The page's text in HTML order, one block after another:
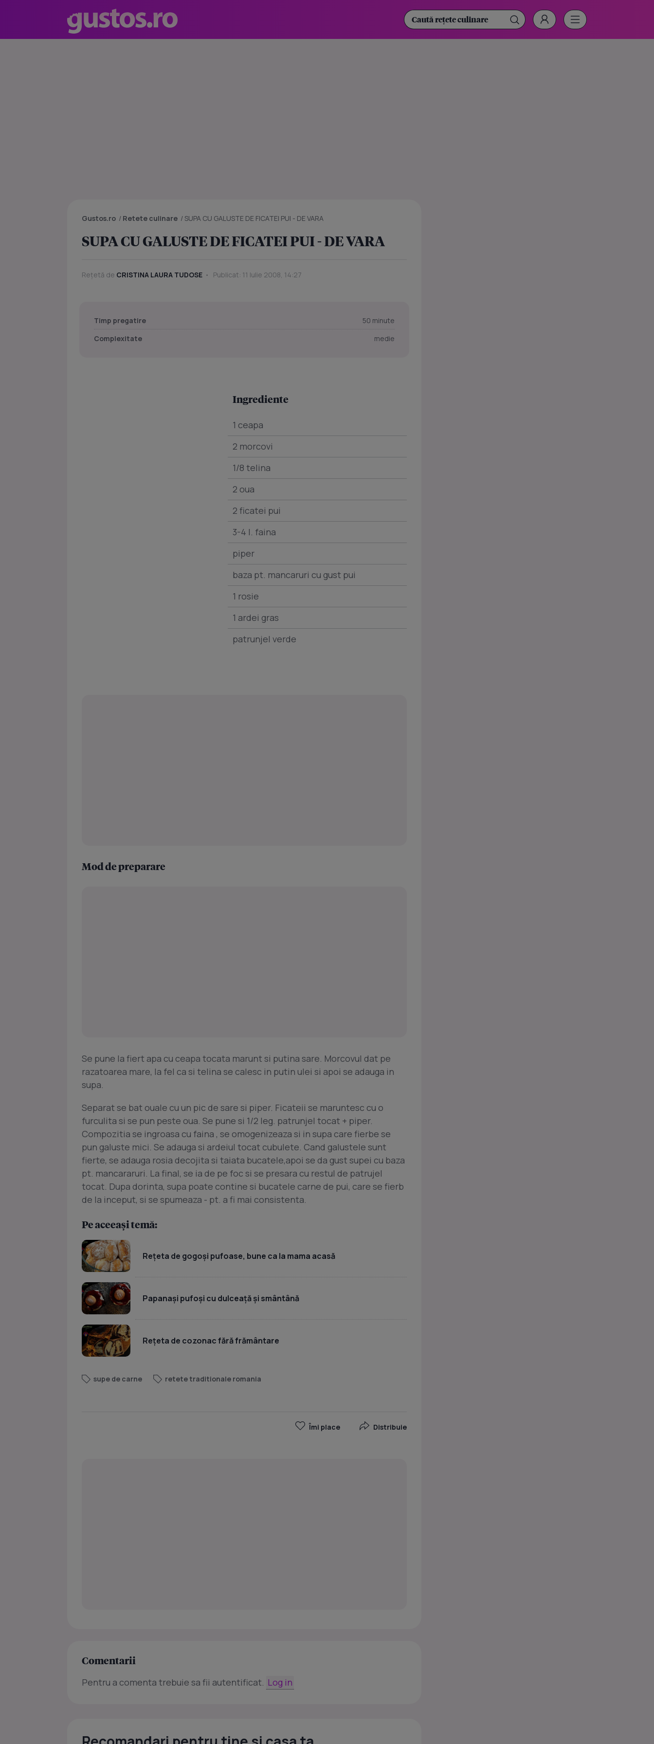
Gustos.ro / Retete culinare /SUPA CU GALUSTE DE FICATEI PUI - DE VARA
SUPA CU GALUSTE DE FICATEI PUI - DE VARA
Rețetă de CRISTINA LAURA TUDOSE Publicat: 11 Iulie 2008, 14:27
Timp pregatire
50 minute
Complexitate
medie
Ingrediente
1 ceapa
2 morcovi
1/8 telina
2 oua
2 ficatei pui
3-4 l. faina
piper
baza pt. mancaruri cu gust pui
1 rosie
1 ardei gras
patrunjel verde
Mod de preparare
Se pune la fiert apa cu ceapa tocata marunt si putina sare. Morcovul dat pe
razatoarea mare, la fel ca si telina se calesc in putin ulei si apoi se adauga in
supa.
Separat se bat ouale cu un pic de sare si piper. Ficateii se maruntesc cu o
furculita si se pun peste oua. Se pune si 1/2 leg. patrunjel tocat + piper.
Compozitia se ingroasa cu faina , se omogenizeaza si in supa care fierbe se
pun galuste mici. Se adauga si ardeiul tocat cubulete. Cand galustele sunt
fierte, se adauga rosia decojita si taiata bucatele,apoi se da gust supei cu baza
pt. mancararuri. La final, se ia de pe foc si se presara cu restul de patrujel
tocat. Dupa dorinta, supa poate contine si bucatele carne de pui, care se fierb
de la inceput, si se spumeaza - pt. a fi mai consistenta.
Pe aceeași temă:
Rețeta de gogoși pufoase, bune ca la mama acasă
Papanași pufoși cu dulceață și smântână
Rețeta de cozonac fără frământare
supe de carne retete traditionale romania
Îmi place Distribuie
Comentarii
Pentru a comenta trebuie sa fii autentificat. Log in